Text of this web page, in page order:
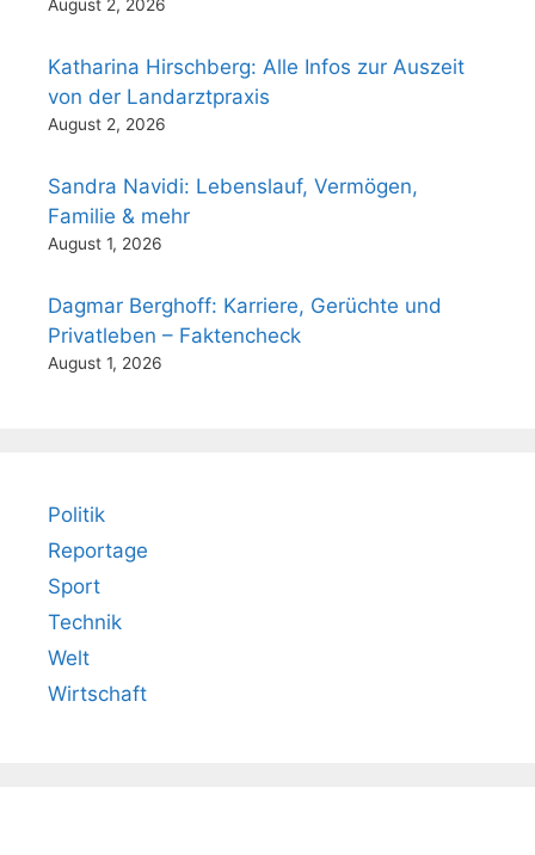
August 2, 2026
Katharina Hirschberg: Alle Infos zur Auszeit
von der Landarztpraxis
August 2, 2026
Sandra Navidi: Lebenslauf, Vermögen,
Familie & mehr
August 1, 2026
Dagmar Berghoff: Karriere, Gerüchte und
Privatleben – Faktencheck
August 1, 2026
Politik
Reportage
Sport
Technik
Welt
Wirtschaft